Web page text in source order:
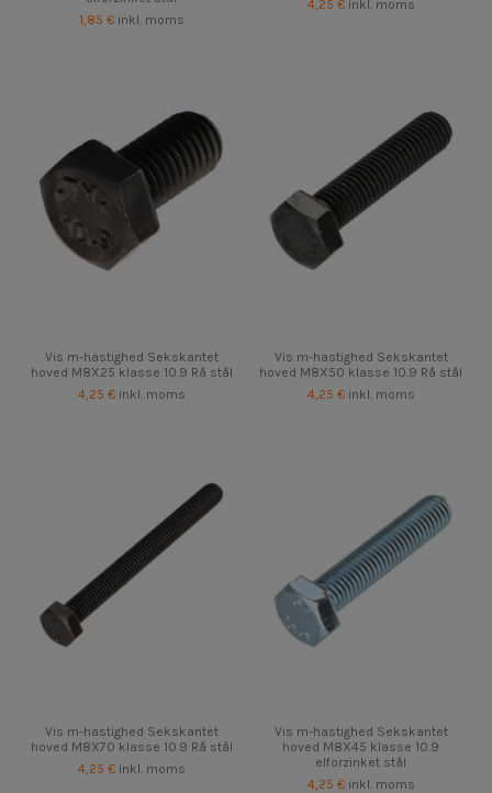
1,85 € inkl. moms
4,25 € inkl. moms
Vis m-hastighed Sekskantet
hoved M8X25 klasse 10.9 Rå stål
4,25 € inkl. moms
Vis m-hastighed Sekskantet
hoved M8X50 klasse 10.9 Rå stål
4,25 € inkl. moms
Vis m-hastighed Sekskantet
hoved M8X70 klasse 10.9 Rå stål
4,25 € inkl. moms
Vis m-hastighed Sekskantet
hoved M8X45 klasse 10.9
elforzinket stål
4,25 € inkl. moms